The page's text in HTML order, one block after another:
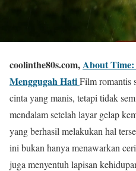
coolinthe80s.com,About
Menggugah HatiFilm romantis
cinta yang manis, tetapi tidak
mendalam setelah layar gelap
yang berhasil melakukan hal
ini bukan hanya menawarkan
juga menyentuh lapisan